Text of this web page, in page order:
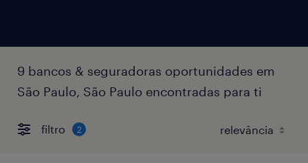
9 bancos & seguradoras oportunidades em
São Paulo, São Paulo encontradas para ti
filtro 2